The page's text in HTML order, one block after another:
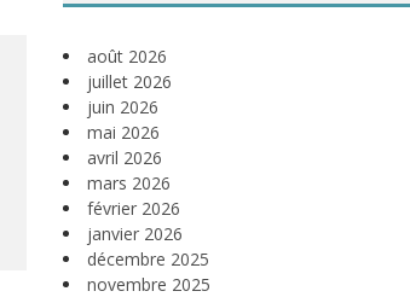
août 2026
juillet 2026
juin 2026
mai 2026
avril 2026
mars 2026
février 2026
janvier 2026
décembre 2025
novembre 2025